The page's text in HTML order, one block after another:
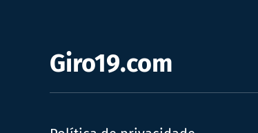
Giro19.com